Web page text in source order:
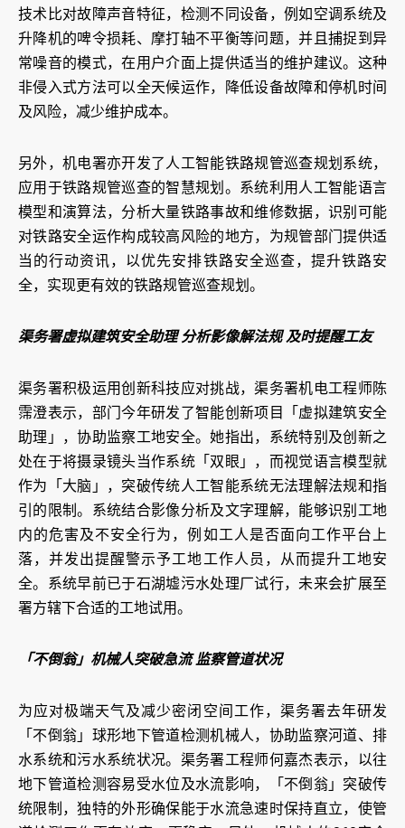
技术比对故障声音特征，检测不同设备，例如空调系统及
升降机的啤令损耗、摩打轴不平衡等问题，并且捕捉到异
常噪音的模式，在用户介面上提供适当的维护建议。这种
非侵入式方法可以全天候运作，降低设备故障和停机时间
及风险，减少维护成本。
另外，机电署亦开发了人工智能铁路规管巡查规划系统，
应用于铁路规管巡查的智慧规划。系统利用人工智能语言
模型和演算法，分析大量铁路事故和维修数据，识别可能
对铁路安全运作构成较高风险的地方，为规管部门提供适
当的行动资讯，以优先安排铁路安全巡查，提升铁路安
全，实现更有效的铁路规管巡查规划。
渠务署虚拟建筑安全助理 分析影像解法规 及时提醒工友
渠务署积极运用创新科技应对挑战，渠务署机电工程师陈
霈澄表示，部门今年研发了智能创新项目「虚拟建筑安全
助理」，协助监察工地安全。她指出，系统特别及创新之
处在于将摄录镜头当作系统「双眼」，而视觉语言模型就
作为「大脑」，突破传统人工智能系统无法理解法规和指
引的限制。系统结合影像分析及文字理解，能够识别工地
内的危害及不安全行为，例如工人是否面向工作平台上
落，并发出提醒警示予工地工作人员，从而提升工地安
全。系统早前已于石湖墟污水处理厂试行，未来会扩展至
署方辖下合适的工地试用。
「不倒翁」机械人突破急流 监察管道状况
为应对极端天气及减少密闭空间工作，渠务署去年研发
「不倒翁」球形地下管道检测机械人，协助监察河道、排
水系统和污水系统状况。渠务署工程师何嘉杰表示，以往
地下管道检测容易受水位及水流影响，「不倒翁」突破传
统限制，独特的外形确保能于水流急速时保持直立，使管